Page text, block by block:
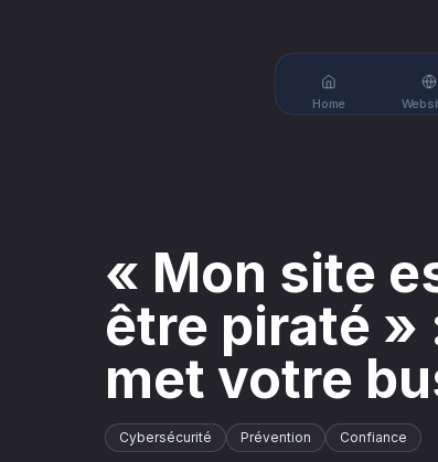
Home
« Mon site
être piraté »
met votre
Cybersécurité Prévention Confiance